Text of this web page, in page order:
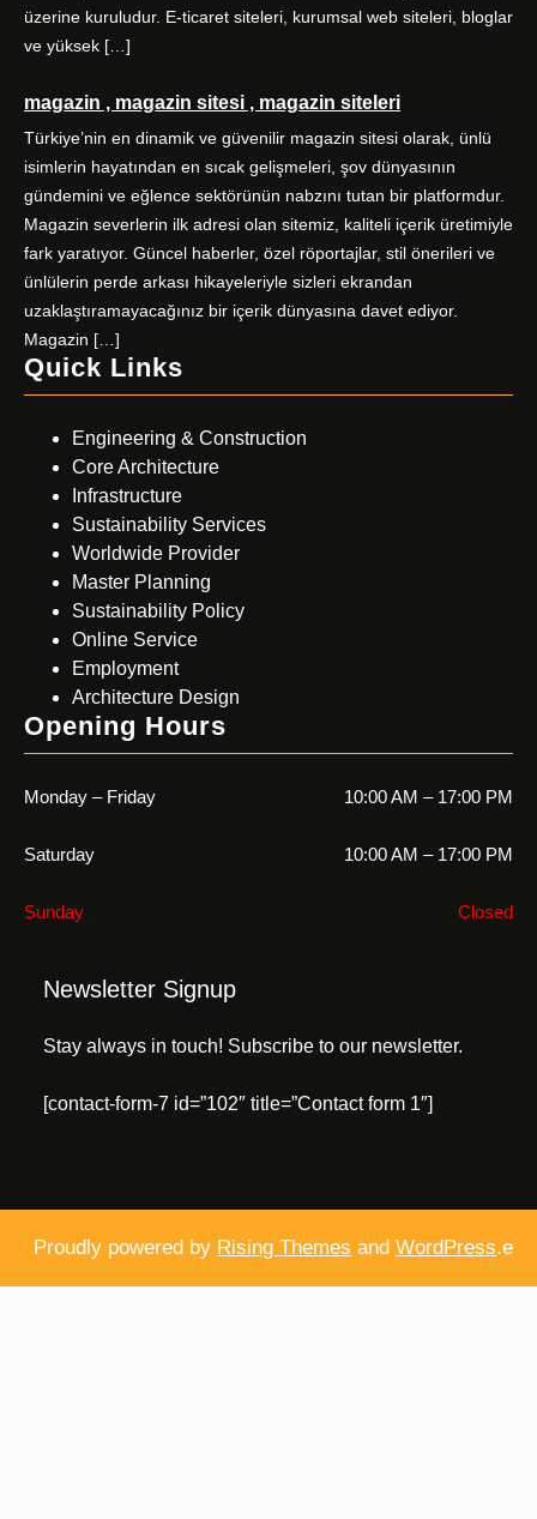
üzerine kuruludur. E-ticaret siteleri, kurumsal web siteleri, bloglar
ve yüksek […]
magazin , magazin sitesi , magazin siteleri
Türkiye’nin en dinamik ve güvenilir magazin sitesi olarak, ünlü
isimlerin hayatından en sıcak gelişmeleri, şov dünyasının
gündemini ve eğlence sektörünün nabzını tutan bir platformdur.
Magazin severlerin ilk adresi olan sitemiz, kaliteli içerik üretimiyle
fark yaratıyor. Güncel haberler, özel röportajlar, stil önerileri ve
ünlülerin perde arkası hikayeleriyle sizleri ekrandan
uzaklaştıramayacağınız bir içerik dünyasına davet ediyor.
Magazin […]
Quick Links
Engineering & Construction
Core Architecture
Infrastructure
Sustainability Services
Worldwide Provider
Master Planning
Sustainability Policy
Online Service
Employment
Architecture Design
Opening Hours
Monday – Friday 10:00 AM – 17:00 PM
Saturday 10:00 AM – 17:00 PM
Sunday Closed
Newsletter Signup
Stay always in touch! Subscribe to our newsletter.
[contact-form-7 id=”102″ title=”Contact form 1″]
Proudly powered by Rising Themes and WordPress.e